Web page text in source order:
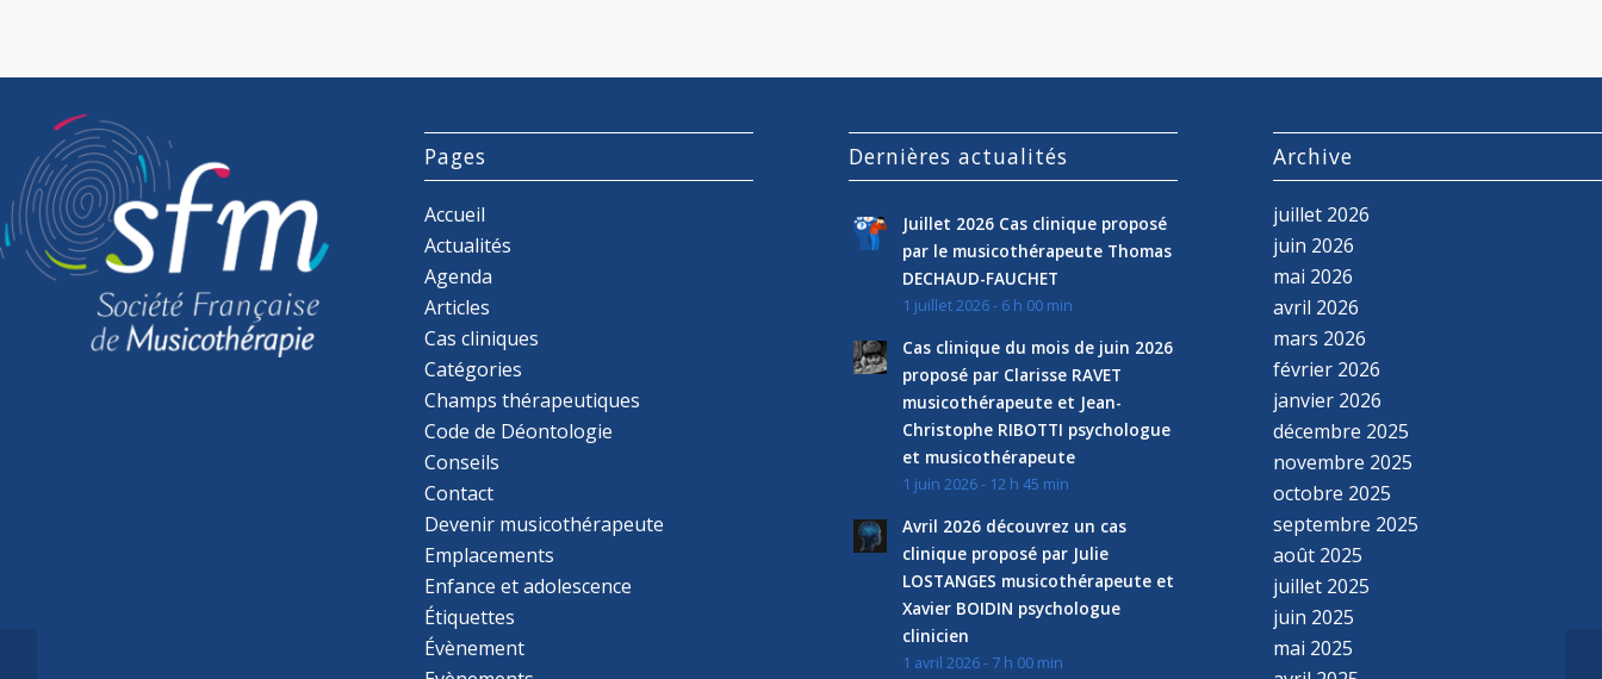
Pages
Accueil
Actualités
Agenda
Articles
Cas cliniques
Catégories
Champs thérapeutiques
Code de Déontologie
Conseils
Contact
Devenir musicothérapeute
Emplacements
Enfance et adolescence
Étiquettes
Évènement
Dernières actualités
Juillet 2026 Cas clinique proposé
par le musicothérapeute Thomas
DECHAUD-FAUCHET
1 juillet 2026 - 6 h 00 min
Cas clinique du mois de juin 2026
proposé par Clarisse RAVET
musicothérapeute et Jean-
Christophe RIBOTTI psychologue
et musicothérapeute
1 juin 2026 - 12 h 45 min
Avril 2026 découvrez un cas
clinique proposé par Julie
LOSTANGES musicothérapeute et
Xavier BOIDIN psychologue
clinicien
1 avril 2026 - 7 h 00 min
Archive
juillet 2026
juin 2026
mai 2026
avril 2026
mars 2026
février 2026
janvier 2026
décembre 2025
novembre 2025
octobre 2025
septembre 2025
août 2025
juillet 2025
juin 2025
mai 2025